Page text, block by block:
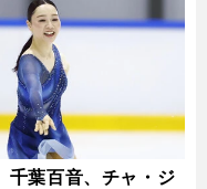
千葉百音、チャ・ジ